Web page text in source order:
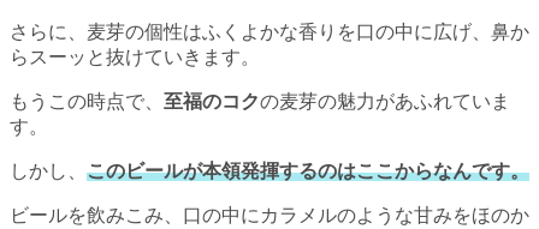
さらに、麦芽の個性はふくよかな香りを口の中に広げ、鼻か
らスーッと抜けていきます。
もうこの時点で、 至福のコクの麦芽の魅力があふれていま
す。
しかし、 このビールが本領発揮するのはここからなんです。
ビールを飲みこみ、口の中にカラメルのような甘みをほのか